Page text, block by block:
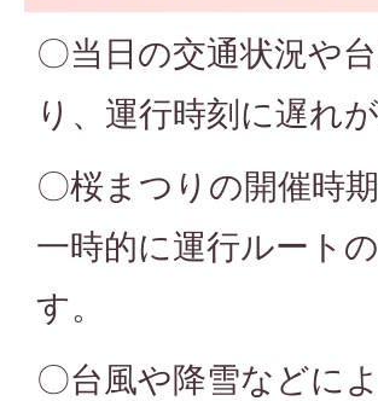
〇当日の交通状況や
り、運行時刻に遅れ
〇桜まつりの開催時
一時的に運行ルート
す。
〇台風や降雪などに